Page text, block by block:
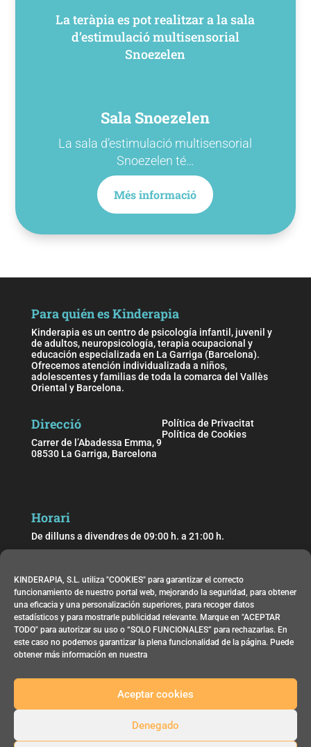
KINDERAPIA, S.L. utiliza "COOKIES" para garantizar el correcto
funcionamiento de nuestro portal web, mejorando la seguridad, para obtener
una eficacia y una personalización superiores, para recoger datos
estadísticos y para mostrarle publicidad relevante. Marque en "ACEPTAR
TODO" para autorizar su uso o “SOLO FUNCIONALES” para rechazarlas. En
este caso no podemos garantizar la plena funcionalidad de la página. Puede
obtener más información en nuestra
Aceptar cookies
Denegado
La teràpia es pot realitzar a la sala
d’estimulació multisensorial
Snoezelen
Sala Snoezelen
La sala d’estimulació multisensorial
Snoezelen té…
Més informació
Para quién es Kinderapia
Kinderapia es un centro de psicología infantil, juvenil y
de adultos, neuropsicología, terapia ocupacional y
educación especializada en La Garriga (Barcelona).
Ofrecemos atención individualizada a niños,
adolescentes y familias de toda la comarca del Vallès
Oriental y Barcelona.
Direcció
Carrer de l’Abadessa Emma, 9
08530 La Garriga, Barcelona
Política de Privacitat
Política de Cookies
Horari
De dilluns a divendres de 09:00 h. a 21:00 h.
Contacta
Email:info@kinderapia.com
Telèfon: 644 83 02 69